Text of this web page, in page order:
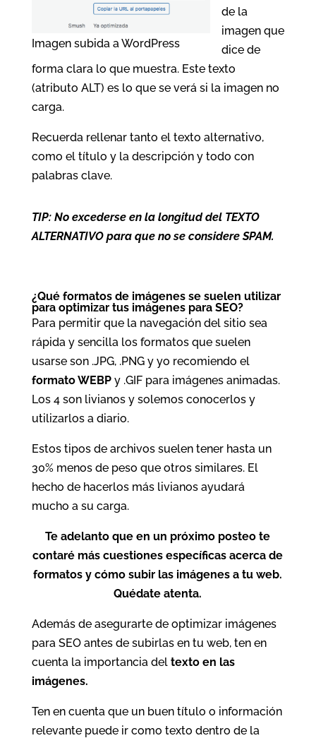
Imagen subida a WordPress
de la
imagen que
dice de
forma clara lo que muestra. Este texto
(atributo ALT) es lo que se verá si la imagen no
carga.
Recuerda rellenar tanto el texto alternativo,
como el título y la descripción y todo con
palabras clave.
TIP: No excederse en la longitud del TEXTO
ALTERNATIVO para que no se considere SPAM.
¿Qué formatos de imágenes se suelen utilizar
para optimizar tus imágenes para SEO?
Para permitir que la navegación del sitio sea
rápida y sencilla los formatos que suelen
usarse son .JPG, .PNG y yo recomiendo el
formato WEBPy .GIF para imágenes animadas.
Los 4 son livianos y solemos conocerlos y
utilizarlos a diario.
Estos tipos de archivos suelen tener hasta un
30% menos de peso que otros similares. El
hecho de hacerlos más livianos ayudará
mucho a su carga.
Te adelanto que en un próximo posteo te
contaré más cuestiones específicas acerca de
formatos y cómo subir las imágenes a tu web.
Quédate atenta.
Además de asegurarte de optimizar imágenes
para SEO antes de subirlas en tu web, ten en
cuenta la importancia deltexto en las
imágenes.
Ten en cuenta que un buen título o información
relevante puede ir como texto dentro de la